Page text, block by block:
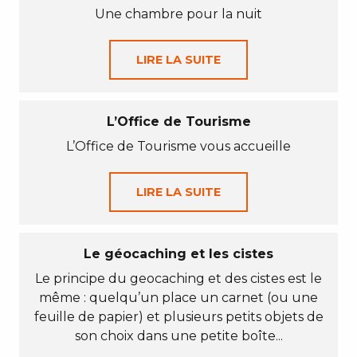
Une chambre pour la nuit
LIRE LA SUITE
L’Office de Tourisme
L’Office de Tourisme vous accueille
LIRE LA SUITE
Le géocaching et les cistes
Le principe du geocaching et des cistes est le
même : quelqu’un place un carnet (ou une
feuille de papier) et plusieurs petits objets de
son choix dans une petite boîte...